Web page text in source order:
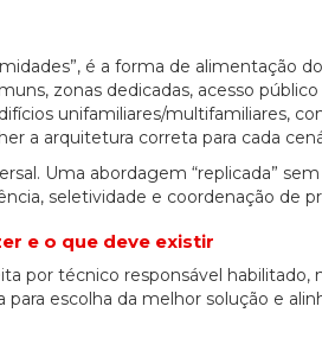
é a forma de alimentação
zonas dedicadas, acesso público
unifamiliares/multifamiliares,
a arquitetura correta para cada
Uma abordagem “replicada”
seletividade e coordenação de
e o que deve existir
por técnico responsável habilitado,
escolha da melhor solução e